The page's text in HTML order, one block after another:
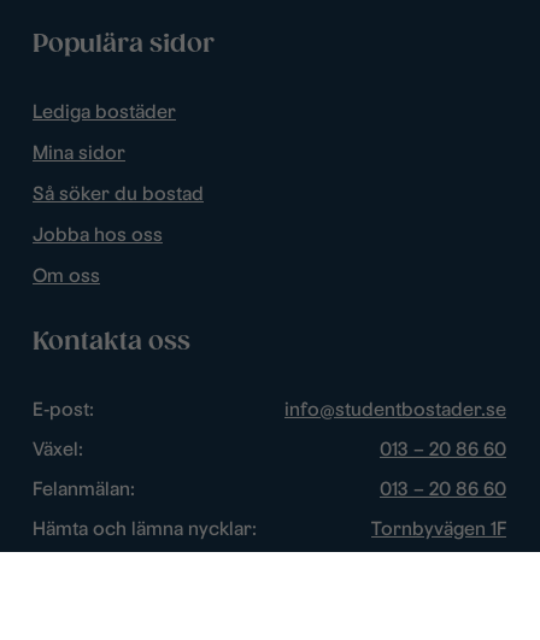
Populära sidor
Lediga bostäder
Mina sidor
Så söker du bostad
Jobba hos oss
Om oss
Kontakta oss
E-post:
info@studentbostader.se
Växel:
013 – 20 86 60
Felanmälan:
013 – 20 86 60
Hämta och lämna nycklar:
Tornbyvägen 1F